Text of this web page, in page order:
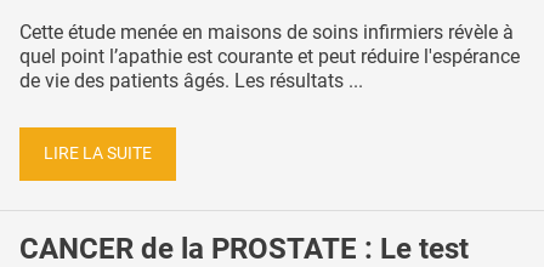
Cette étude menée en maisons de soins infirmiers révèle à
quel point l’apathie est courante et peut réduire l'espérance
de vie des patients âgés. Les résultats ...
LIRE LA SUITE
CANCER de la PROSTATE : Le test